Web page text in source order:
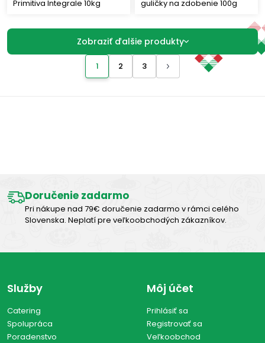
Primitiva Integrale 10kg
guličky na zdobenie 100g
Zobraziť ďalšie produkty
1 2 3
Doručenie zadarmo
Pri nákupe nad 79€ doručenie zadarmo v rámci celého
Slovenska. Neplatí pre veľkoobchodých zákazníkov.
Služby
Catering
Spolupráca
Poradenstvo
Môj účet
Prihlásiť sa
Registrovať sa
Veľkoobchod